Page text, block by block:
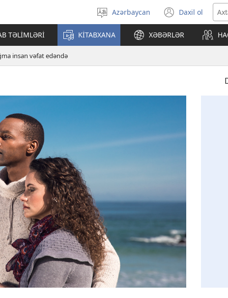
Dili
seçin
Azərbaycan Daxil ol
(yeni
pəncərə
açılır)
TƏLİMLƏRİ KİTABXANA XƏBƏRLƏR
insan vəfat edəndə